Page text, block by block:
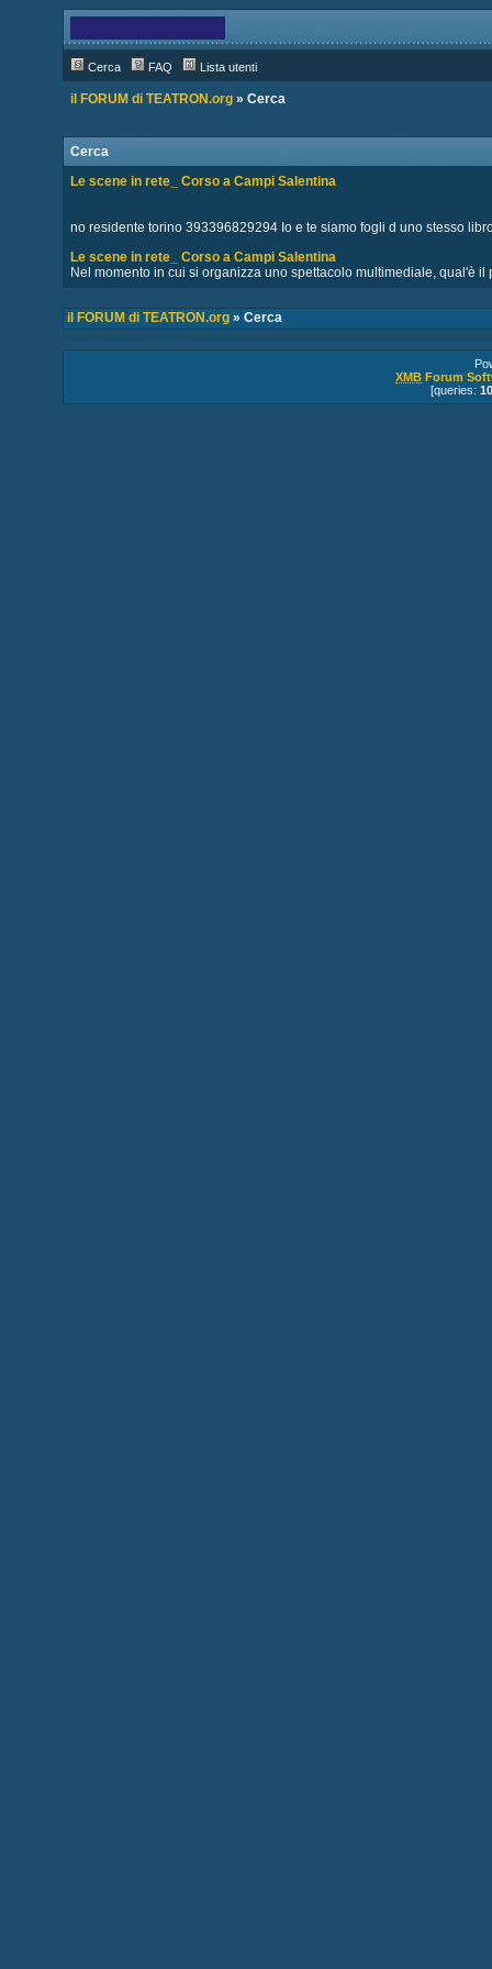
Cerca FAQ Lista utenti
il FORUM di TEATRON.org» Cerca
Cerca
Le scene in rete_ Corso a Campi Salentina
no residente torino 393396829294 Io e te siamo fogli d uno stesso
Le scene in rete_ Corso a Campi Salentina
Nel momento in cui si organizza uno spettacolo multimediale, qual'è il
il FORUM di TEATRON.org» Cerca
XMB Forum
[queries: 10